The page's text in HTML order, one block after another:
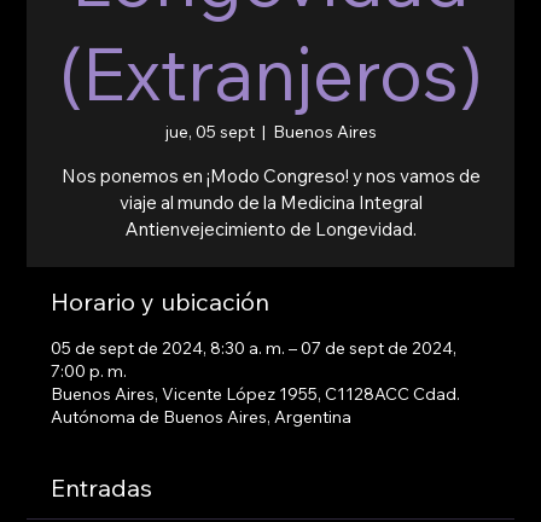
(Extranjeros)
jue, 05 sept
  |
Buenos Aires
Nos ponemos en ¡Modo Congreso! y nos vamos de
viaje al mundo de la Medicina Integral
Antienvejecimiento de Longevidad.
Horario y ubicación
05 de sept de 2024, 8:30 a. m. – 07 de sept de 2024,
7:00 p. m.
Buenos Aires, Vicente López 1955, C1128ACC Cdad.
Autónoma de Buenos Aires, Argentina
Entradas